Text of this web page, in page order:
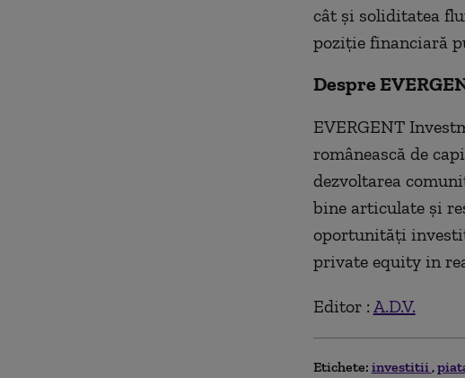
cât și soliditatea
poziție financiară
Despre
EVERGENT
românească de
dezvoltarea
bine articulate şi
oportunităţi
private equity in
Editor : A.D.V.
Etichete: investitii